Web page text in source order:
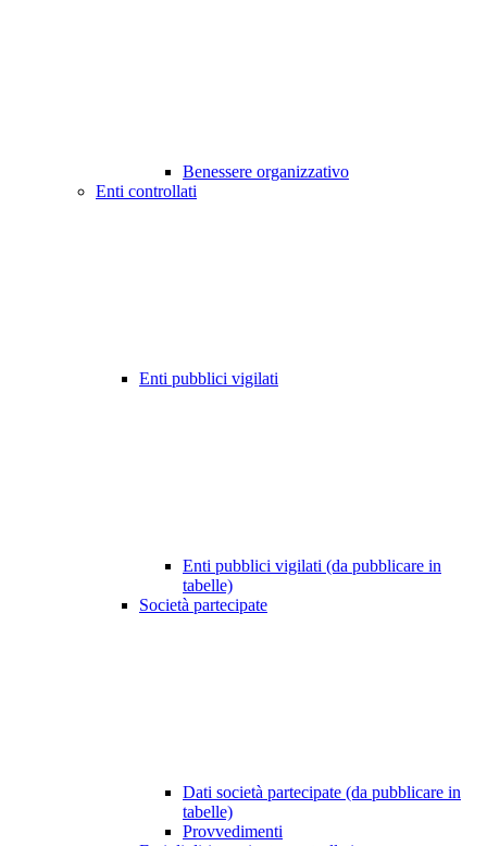
Benessere organizzativo
Enti controllati
Enti pubblici vigilati
Enti pubblici vigilati (da pubblicare in
tabelle)
Società partecipate
Dati società partecipate (da pubblicare in
tabelle)
Provvedimenti